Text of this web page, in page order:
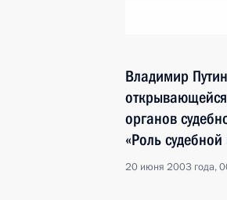
Владимир
открывающейся
органов
«Роль
20 июня 2003 года,